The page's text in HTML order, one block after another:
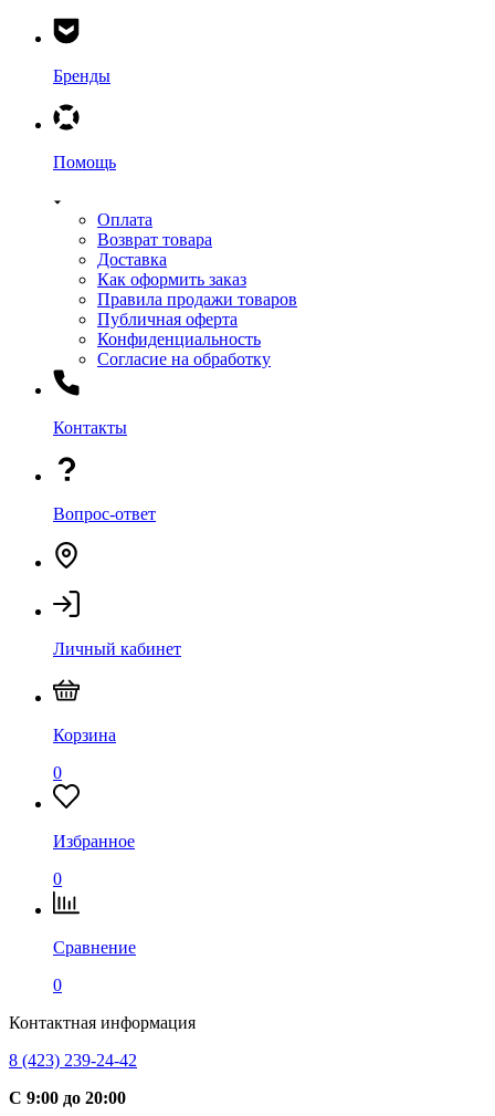
Бренды
Помощь
Оплата
Возврат товара
Доставка
Как оформить заказ
Правила продажи товаров
Публичная оферта
Конфиденциальность
Согласие на обработку
Контакты
Вопрос-ответ
Личный кабинет
Корзина
0
Избранное
0
Сравнение
0
Контактная информация
8 (423) 239-24-42
С 9:00 до 20:00